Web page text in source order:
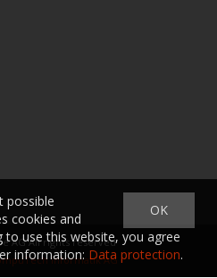
AGAll rights reserved
Informatik AG
OK
possible
cookies and
to use this website, you agree
information: Data protection.